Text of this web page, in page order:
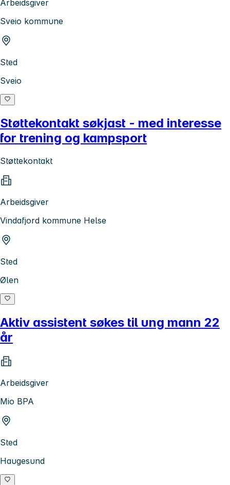
Arbeidsgiver
Sveio kommune
Sted
Sveio
Støttekontakt søkjast - med interesse
for trening og kampsport
Støttekontakt
Arbeidsgiver
Vindafjord kommune Helse
Sted
Ølen
Aktiv assistent søkes til ung mann 22
år
Arbeidsgiver
Mio BPA
Sted
Haugesund